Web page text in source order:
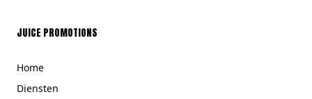
JUICE PROMOTIONS
Home
Diensten